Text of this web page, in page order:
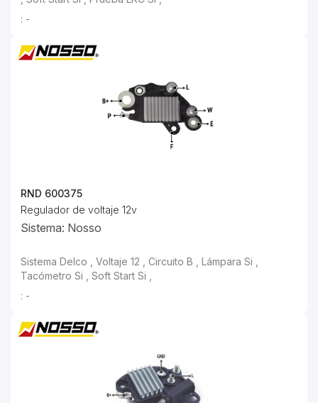
: -
RND 600375
Regulador de voltaje 12v
Sistema: Nosso
: -